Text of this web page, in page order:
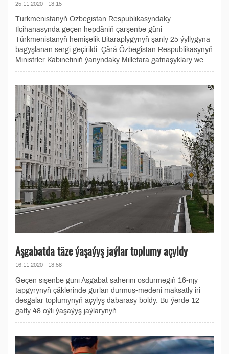
25.11.2020 - 13:15
Türkmenistanyň Özbegistan Respublikasyndaky
Ilçihanasynda geçen hepdäniň çarşenbe güni
Türkmenistanyň hemişelik Bitaraplygynyň şanly 25 ýyllygyna
bagyşlanan sergi geçirildi. Çärä Özbegistan Respublikasynyň
Ministrler Kabinetiniň ýanyndaky Milletara gatnaşyklary we...
Aşgabatda täze ýaşaýyş jaýlar toplumy açyldy
16.11.2020 - 13:58
Geçen sişenbe güni Aşgabat şäherini ösdürmegiň 16-njy
tapgyrynyň çäklerinde gurlan durmuş-medeni maksatly iri
desgalar toplumynyň açylyş dabarasy boldy. Bu ýerde 12
gatly 48 öýli ýaşaýyş jaýlarynyň...